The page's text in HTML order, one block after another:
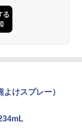
けスプレー）